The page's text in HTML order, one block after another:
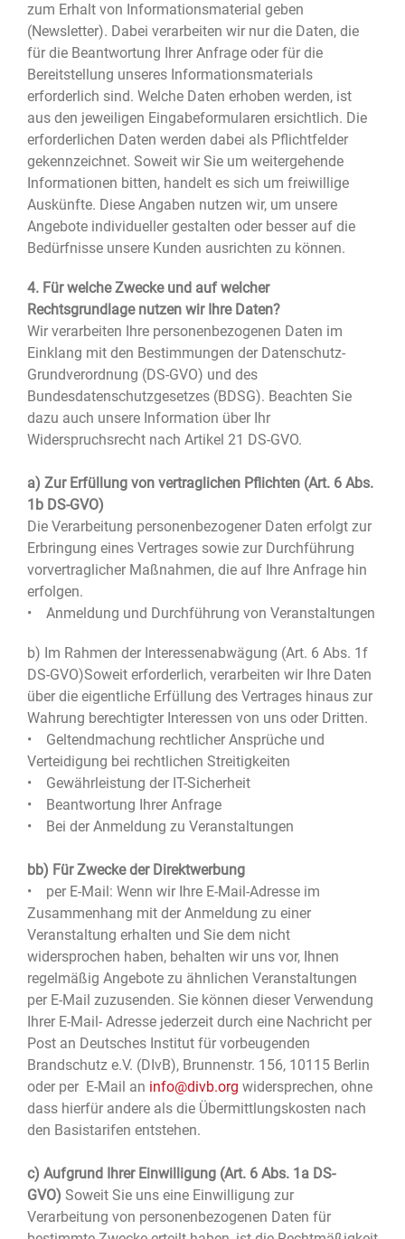
zum Erhalt von Informationsmaterial geben
(Newsletter). Dabei verarbeiten wir nur die Daten, die
für die Beantwortung Ihrer Anfrage oder für die
Bereitstellung unseres Informationsmaterials
erforderlich sind. Welche Daten erhoben werden, ist
aus den jeweiligen Eingabeformularen ersichtlich. Die
erforderlichen Daten werden dabei als Pflichtfelder
gekennzeichnet. Soweit wir Sie um weitergehende
Informationen bitten, handelt es sich um freiwillige
Auskünfte. Diese Angaben nutzen wir, um unsere
Angebote individueller gestalten oder besser auf die
Bedürfnisse unsere Kunden ausrichten zu können.
4. Für welche Zwecke und auf welcher
Rechtsgrundlage nutzen wir Ihre Daten?
Wir verarbeiten Ihre personenbezogenen Daten im
Einklang mit den Bestimmungen der Datenschutz-
Grundverordnung (DS-GVO) und des
Bundesdatenschutzgesetzes (BDSG). Beachten Sie
dazu auch unsere Information über Ihr
Widerspruchsrecht nach Artikel 21 DS-GVO.
a) Zur Erfüllung von vertraglichen Pflichten (Art. 6 Abs.
1b DS-GVO)
Die Verarbeitung personenbezogener Daten erfolgt zur
Erbringung eines Vertrages sowie zur Durchführung
vorvertraglicher Maßnahmen, die auf Ihre Anfrage hin
erfolgen.
• Anmeldung und Durchführung von Veranstaltungen
b) Im Rahmen der Interessenabwägung (Art. 6 Abs. 1f
DS-GVO)Soweit erforderlich, verarbeiten wir Ihre Daten
über die eigentliche Erfüllung des Vertrages hinaus zur
Wahrung berechtigter Interessen von uns oder Dritten.
• Geltendmachung rechtlicher Ansprüche und
Verteidigung bei rechtlichen Streitigkeiten
• Gewährleistung der IT-Sicherheit
• Beantwortung Ihrer Anfrage
• Bei der Anmeldung zu Veranstaltungen
bb) Für Zwecke der Direktwerbung
• per E-Mail: Wenn wir Ihre E-Mail-Adresse im
Zusammenhang mit der Anmeldung zu einer
Veranstaltung erhalten und Sie dem nicht
widersprochen haben, behalten wir uns vor, Ihnen
regelmäßig Angebote zu ähnlichen Veranstaltungen
per E-Mail zuzusenden. Sie können dieser Verwendung
Ihrer E-Mail- Adresse jederzeit durch eine Nachricht per
Post an Deutsches Institut für vorbeugenden
Brandschutz e.V. (DIvB), Brunnenstr. 156, 10115 Berlin
oder per E-Mail an info@divb.org widersprechen, ohne
dass hierfür andere als die Übermittlungskosten nach
den Basistarifen entstehen.
c) Aufgrund Ihrer Einwilligung (Art. 6 Abs. 1a DS-
GVO) Soweit Sie uns eine Einwilligung zur
Verarbeitung von personenbezogenen Daten für